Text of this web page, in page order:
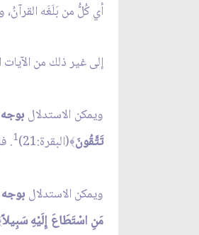
أي كُلُّ من بَلَغَه
إلى غير ذلك من
ويمكن الاستدلال
تَتَّقُونَ﴾(البقرة:21) 1
.
ويمكن الاستدلال
مَنِ اسْتَطَاعَ إِلَيْهِ سَبِيلاً